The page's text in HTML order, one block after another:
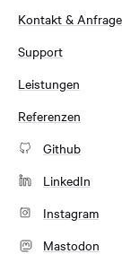
Kontakt & Anfrage
Support
Leistungen
Referenzen
Github
LinkedIn
Instagram
Mastodon